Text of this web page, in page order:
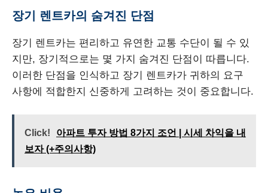
장기 렌트카의 숨겨진 단점
장기 렌트카는 편리하고 유연한 교통 수단이 될 수 있
지만, 장기적으로는 몇 가지 숨겨진 단점이 따릅니다.
이러한 단점을 인식하고 장기 렌트카가 귀하의 요구
사항에 적합한지 신중하게 고려하는 것이 중요합니다.
Click!
아파트 투자 방법 8가지 조언 | 시세 차익을 내
보자 (+주의사항)